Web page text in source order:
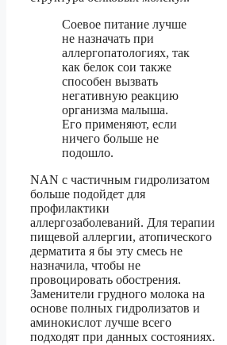
Соевое питание лучше
не назначать при
аллергопатологиях, так
как белок сои также
способен вызвать
негативную реакцию
организма малыша.
Его применяют, если
ничего больше не
подошло.
NAN с частичным гидролизатом
больше подойдет для
профилактики
аллергозаболеваний. Для терапии
пищевой аллергии, атопического
дерматита я бы эту смесь не
назначила, чтобы не
провоцировать обострения.
Заменители грудного молока на
основе полных гидролизатов и
аминокислот лучше всего
подходят при данных состояниях.